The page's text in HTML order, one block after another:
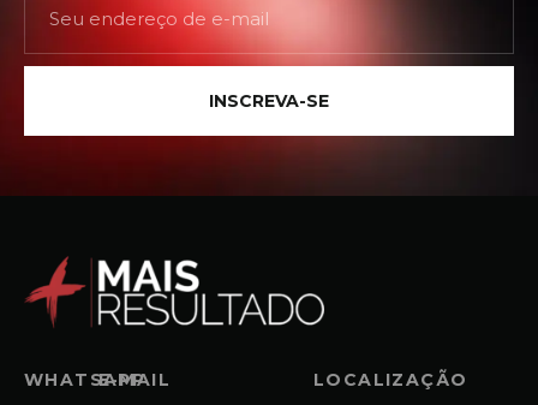
INSCREVA-SE
WHATSAPP
E-MAIL LOCALIZAÇÃO